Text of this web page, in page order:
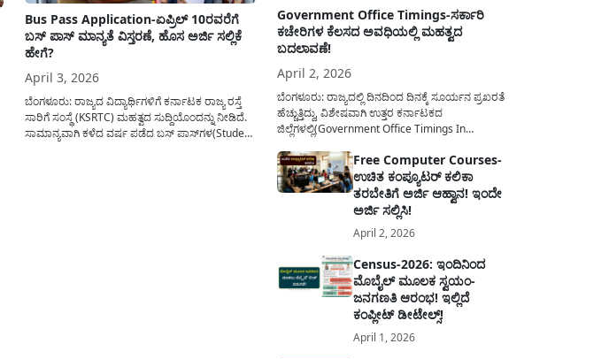
Bus Pass Application-ಏಪ್ರಿಲ್ 10ರವರೆಗೆ
ಬಸ್ ಪಾಸ್ ಮಾನ್ಯತೆ ವಿಸ್ತರಣೆ, ಹೊಸ ಅರ್ಜಿ ಸಲ್ಲಿಕೆ
ಹೇಗೆ?
April 3, 2026
ಬೆಂಗಳೂರು: ರಾಜ್ಯದ ವಿದ್ಯಾರ್ಥಿಗಳಿಗೆ ಕರ್ನಾಟಕ ರಾಜ್ಯ ರಸ್ತೆ
ಸಾರಿಗೆ ಸಂಸ್ಥೆ (KSRTC) ಮಹತ್ವದ ಸುದ್ದಿಯೊಂದನ್ನು ನೀಡಿದೆ.
ಸಾಮಾನ್ಯವಾಗಿ ಕಳೆದ ವರ್ಷ ಪಡೆದ ಬಸ್ ಪಾಸ್‌ಗಳ(Student
Government Office Timings-ಸರ್ಕಾರಿ
ಕಚೇರಿಗಳ ಕೆಲಸದ ಅವಧಿಯಲ್ಲಿ ಮಹತ್ವದ
ಬದಲಾವಣೆ!
April 2, 2026
ಬೆಂಗಳೂರು: ರಾಜ್ಯದಲ್ಲಿ ದಿನದಿಂದ ದಿನಕ್ಕೆ ಸೂರ್ಯನ ಪ್ರಖರತೆ
ಹೆಚ್ಚುತ್ತಿದ್ದು, ವಿಶೇಷವಾಗಿ ಉತ್ತರ ಕರ್ನಾಟಕದ
ಜಿಲ್ಲೆಗಳಲ್ಲಿ(Government Office Timings In
ಹಿನ್ನೆಲೆಯಲ್ಲಿ ಸರ್ಕಾರಿ ನೌಕರರ ಹಿತದೃಷ್ಟಿಯಿಂದ ಹಾಗೂ
ಸಾರ್ವಜನಿಕರ ಅನುಕೂಲಕ್ಕಾಗಿ ಕರ್ನಾಟಕ ಸರ್ಕಾರವು
ಮಹತ್ವದ ನಿರ್ಧಾರವೊಂದನ್ನು ಕೈಗೊಂಡಿದೆ. ಕಿತ್ತೂರು ಕರ್ನಾಟಕ
ಮತ್ತು ಕಲ್ಯಾಣ ಕರ್ನಾಟಕದ ಒಟ್ಟು 9 ಜಿಲ್ಲೆಗಳಲ್ಲಿ ಏಪ್ರಿಲ್...
Free Computer Courses-
ಉಚಿತ ಕಂಪ್ಯೂಟರ್ ಕಲಿಕಾ
ತರಬೇತಿಗೆ ಅರ್ಜಿ ಆಹ್ವಾನ! ಇಂದೇ
ಅರ್ಜಿ ಸಲ್ಲಿಸಿ!
April 2, 2026
Census-2026: ಇಂದಿನಿಂದ
ಮೊಬೈಲ್ ಮೂಲಕ ಸ್ವಯಂ-
ಜನಗಣತಿ ಆರಂಭ! ಇಲ್ಲಿದೆ
ಕಂಪ್ಲೀಟ್ ಡೀಟೇಲ್ಸ್!
April 1, 2026